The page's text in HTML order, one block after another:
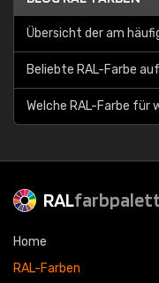
Übersicht der am
Beliebte RAL-Farbe
Welche RAL-Farbe für
RAL
Home
RAL-Farben